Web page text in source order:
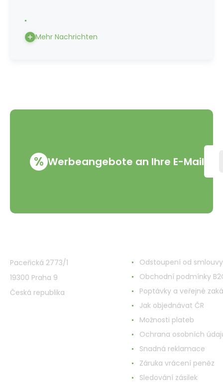
Mehr Nachrichten
% Werbeangebote an Ihre E-Mail
Paceřická 2773/1
19300 Praha 9
Česká republika
Odstoupení od smlouvy
Obchodní podmínky
Poptávky a veřejné
Jak objednávat ČR
Možnosti plateb
Ochrana osobních
Snadná reklamace
Záruka vrácení peněz
Sledování zásilek